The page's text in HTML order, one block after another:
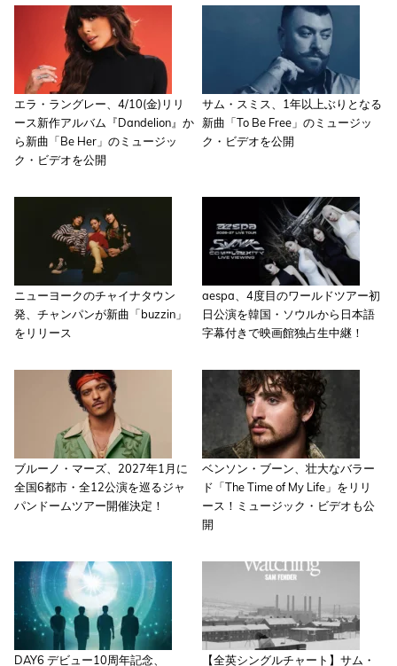
エラ・ラングレー、4/10(金)リリ
ース新作アルバム『Dandelion』か
ら新曲「Be Her」のミュージッ
ク・ビデオを公開
サム・スミス、1年以上ぶりとなる
新曲「To Be Free」のミュージッ
ク・ビデオを公開
ニューヨークのチャイナタウン
発、チャンパンが新曲「buzzin」
をリリース
aespa、4度目のワールドツアー初
日公演を韓国・ソウルから日本語
字幕付きで映画館独占生中継！
ブルーノ・マーズ、2027年1月に
全国6都市・全12公演を巡るジャ
パンドームツアー開催決定！
ベンソン・ブーン、壮大なバラー
ド「The Time of My Life」をリリ
ース！ミュージック・ビデオも公
開
DAY6 デビュー10周年記念、
【全英シングルチャート】サム・